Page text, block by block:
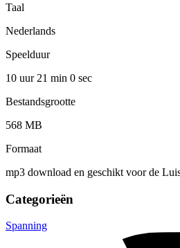
Taal
Nederlands
Speelduur
10 uur 21 min 0 sec
Bestandsgrootte
568 MB
Formaat
mp3 download en geschikt voor de
Categorieën
Spanning